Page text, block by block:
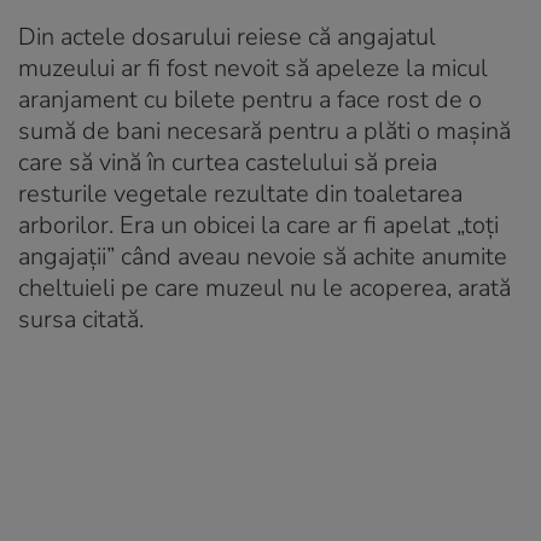
Din actele dosarului reiese că angajatul
muzeului ar fi fost nevoit să apeleze la micul
aranjament cu bilete pentru a face rost de o
sumă de bani necesară pentru a plăti o mașină
care să vină în curtea castelului să preia
resturile vegetale rezultate din toaletarea
arborilor. Era un obicei la care ar fi apelat „toți
angajații” când aveau nevoie să achite anumite
cheltuieli pe care muzeul nu le acoperea, arată
sursa citată.